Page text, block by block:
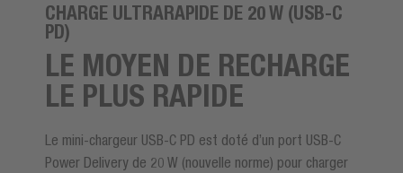
CHARGE ULTRARAPIDE DE 20 W (USB-C
PD)
LE MOYEN DE RECHARGE
LE PLUS RAPIDE
Le mini-chargeur USB-C PD est doté d’un port USB-C
Power Delivery de 20 W (nouvelle norme) pour charger